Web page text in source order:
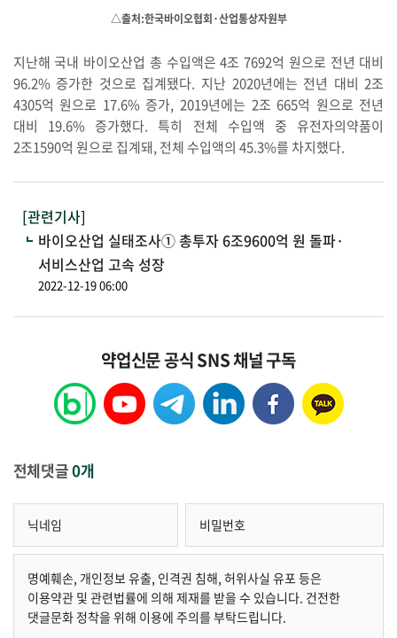
△출처:한국바이오협회·산업통상자원부
지난해 국내 바이오산업 총 수입액은 4조 7692억 원으로 전년 대비
96.2% 증가한 것으로 집계됐다. 지난 2020년에는 전년 대비 2조
4305억 원으로 17.6% 증가, 2019년에는 2조 665억 원으로 전년
대비 19.6% 증가했다. 특히 전체 수입액 중 유전자의약품이
2조1590억 원으로 집계돼, 전체 수입액의 45.3%를 차지했다.
[관련기사]
바이오산업 실태조사① 총투자 6조9600억 원 돌파·
서비스산업 고속 성장
2022-12-19 06:00
약업신문 공식 SNS 채널 구독
전체댓글0개